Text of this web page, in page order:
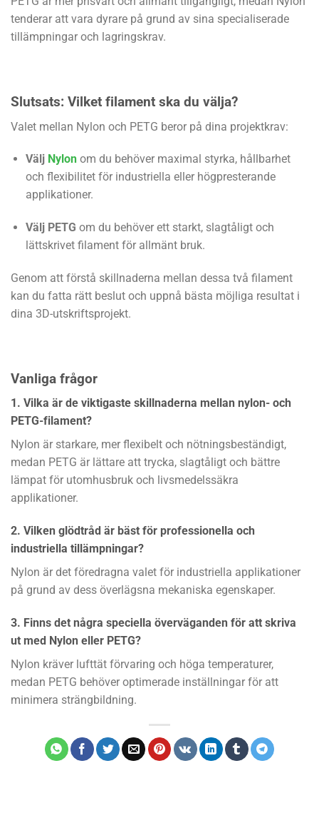
tenderar att vara dyrare på grund av sina specialiserade
tillämpningar och lagringskrav.
Slutsats: Vilket filament ska du välja?
Valet mellan Nylon och PETG beror på dina projektkrav:
Välj Nylonom du behöver maximal styrka, hållbarhet
och flexibilitet för industriella eller högpresterande
applikationer.
Välj PETG om du behöver ett starkt, slagtåligt och
lättskrivet filament för allmänt bruk.
Genom att förstå skillnaderna mellan dessa två filament
kan du fatta rätt beslut och uppnå bästa möjliga resultat i
dina 3D-utskriftsprojekt.
Vanliga frågor
1. Vilka är de viktigaste skillnaderna mellan nylon- och
PETG-filament?
Nylon är starkare, mer flexibelt och nötningsbeständigt,
medan PETG är lättare att trycka, slagtåligt och bättre
lämpat för utomhusbruk och livsmedelssäkra
applikationer.
2. Vilken glödtråd är bäst för professionella och
industriella tillämpningar?
Nylon är det föredragna valet för industriella applikationer
på grund av dess överlägsna mekaniska egenskaper.
3. Finns det några speciella överväganden för att skriva
ut med Nylon eller PETG?
Nylon kräver lufttät förvaring och höga temperaturer,
medan PETG behöver optimerade inställningar för att
minimera strängbildning.